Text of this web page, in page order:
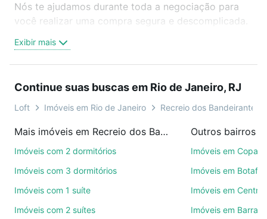
Nós te ajudamos durante toda a negociação para
você realizar uma compra segura e descomplicada.
trabalho e do metrô, aqui você vai encontrar a
oferta ideal de Imóveis à venda em rua almirante
Janeiro, RJ para conquistar seu sonho. Agende uma
visita presencial ou por videochamada, é grátis, sem
mil corretores e imobiliárias te ajudando na compra,
venda ou troca de imóveis.
Como escolher um imóvel?
Use barra de busca no topo para pesquisar por
ruas, bairros e até condomínios favoritos. Você
Exibir mais
Continue suas buscas em Rio de Janeiro, RJ
Loft Imóveis em Rio de Janeiro Recreio dos Bandeirantes
Mais imóveis em Recreio dos Bandeirantes
Imóveis com 2 dormitórios
Imóveis com 3 dormitórios
Imóveis com 1 suíte
Imóveis com 2 suítes
Imóveis em
Imóveis em
Imóveis em Centro
Imóveis em Barra